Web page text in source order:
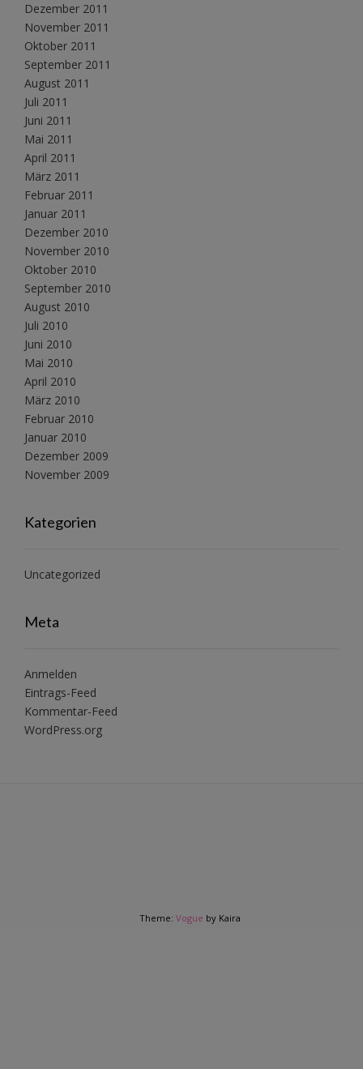
Dezember 2011
November 2011
Oktober 2011
September 2011
August 2011
Juli 2011
Juni 2011
Mai 2011
April 2011
März 2011
Februar 2011
Januar 2011
Dezember 2010
November 2010
Oktober 2010
September 2010
August 2010
Juli 2010
Juni 2010
Mai 2010
April 2010
März 2010
Februar 2010
Januar 2010
Dezember 2009
November 2009
Kategorien
Uncategorized
Meta
Anmelden
Eintrags-Feed
Kommentar-Feed
WordPress.org
Theme: Vogue by Kaira